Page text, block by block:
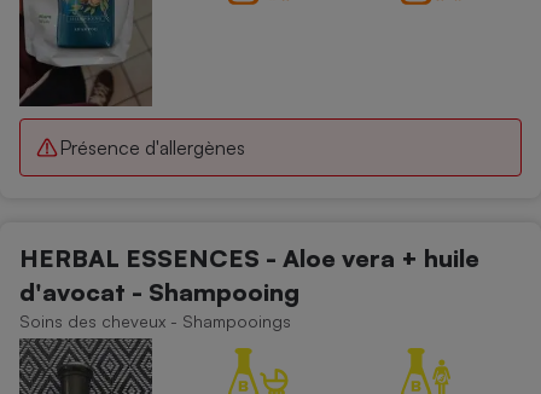
Présence d'allergènes
HERBAL ESSENCES - Aloe vera + huile
d'avocat - Shampooing
Soins des cheveux - Shampooings